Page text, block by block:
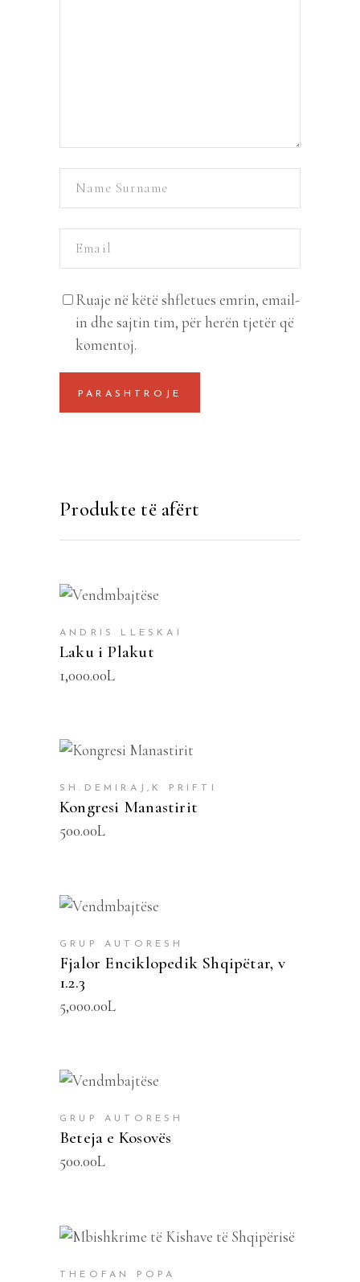
Ruaje në këtë shfletues emrin, email-
in dhe sajtin tim, për herën tjetër që
komentoj.
Produkte të afërt
SHTOJE NË SHPORTË
ANDRIS LLESKAI
Laku i Plakut
1,000.00L
SHTOJE NË SHPORTË
SH.DEMIRAJ,K PRIFTI
Kongresi Manastirit
500.00L
SHTOJE NË SHPORTË
GRUP AUTORESH
Fjalor Enciklopedik Shqipëtar, v
1.2.3
5,000.00L
SHTOJE NË SHPORTË
GRUP AUTORESH
Beteja e Kosovës
500.00L
SHTOJE NË SHPORTË
THEOFAN POPA